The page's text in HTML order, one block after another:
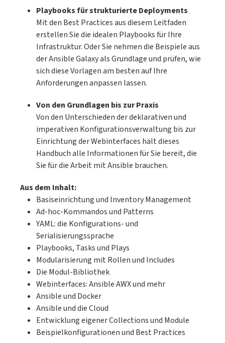
Programmiersprachen, Datenbanksysteme
und Webserver gekonnt in Containern ein
und orchestrieren Sie Ihre Apps zu fertigen
Setups. Hier finden Sie Anleitungen zu allen
wichtigen Tools und erfahren, wie Sie
zeitgemäß gute Software entwickeln. Von
Python bis Swift, von MariaDB bis Reddis,
World! Docker einfach und gut
einsetzenKonzepte und
GrundlagenDocker-KommandosDocker
ComposeDocker DesktopPodman: Die
Docker-AlternativeWerkzeugkasten: Server,
Datenbanken, Programmiersprachen, Web-
Sicherheit, Docker ohne RootContinuous
Integration und Delivery mit Gitlab, Multi-
Arch-BuildsDocker in der Cloud &
KubernetesPraxisbeispiele: LAMP-Stack im
Container, Grafana und mehrLeseprobe
(PDF-Link)Über den AutorenBernd Öggl
setzt als erfahrener Systemadministrator
und Webentwickler Docker schon seit vielen
Jahren in Produktivumgebungen ein. Er
kennt die potentiellen Probleme und geht
in diesem Leitfaden gezielt auf die
einzelnen Lernschritte ein.Michael Kofler
ist der renommierteste Fachbuchautor im
Playbooks für strukturierte Deployments
Mit den Best Practices aus diesem Leitfaden
erstellen Sie die idealen Playbooks für Ihre
Infrastruktur. Oder Sie nehmen die Beispiele aus
der Ansible Galaxy als Grundlage und prüfen, wie
sich diese Vorlagen am besten auf Ihre
Anforderungen anpassen lassen.
Von den Grundlagen bis zur Praxis
Von den Unterschieden der deklarativen und
imperativen Konfigurationsverwaltung bis zur
Einrichtung der Webinterfaces hält dieses
Handbuch alle Informationen für Sie bereit, die
Sie für die Arbeit mit Ansible brauchen.
Aus dem Inhalt:
Basiseinrichtung und Inventory Management
Ad-hoc-Kommandos und Patterns
YAML: die Konfigurations- und
Serialisierungssprache
Playbooks, Tasks und Plays
Modularisierung mit Rollen und Includes
Die Modul-Bibliothek
Webinterfaces: Ansible AWX und mehr
Ansible und Docker
Ansible und die Cloud
Entwicklung eigener Collections und Module
Beispielkonfigurationen und Best Practices